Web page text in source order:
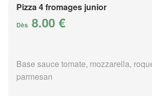
Pizza 4 fromages junior
Dès 8.00 €
Base sauce tomate, mozzarella,
parmesan